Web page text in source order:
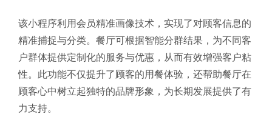
该小程序利用会员精准画像技术，实现了对顾客信息的
精准捕捉与分类。餐厅可根据智能分群结果，为不同客
户群体提供定制化的服务与优惠，从而有效增强客户粘
性。此功能不仅提升了顾客的用餐体验，还帮助餐厅在
顾客心中树立起独特的品牌形象，为长期发展提供了有
力支持。